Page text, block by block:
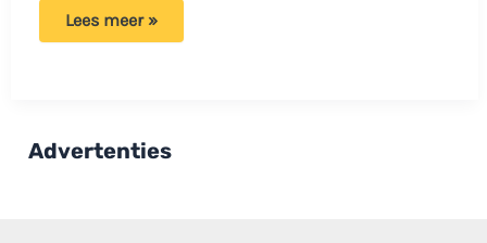
Willeke
gewoon
geen
Lees meer »
Advertenties